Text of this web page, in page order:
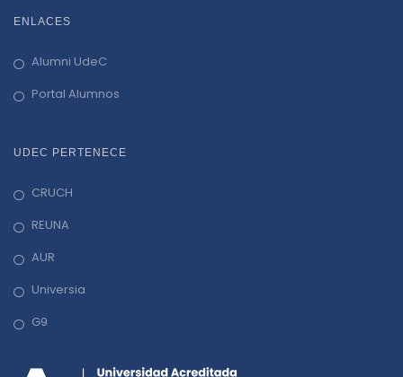
ENLACES
Alumni UdeC
Portal Alumnos
UDEC PERTENECE
CRUCH
REUNA
AUR
Universia
G9